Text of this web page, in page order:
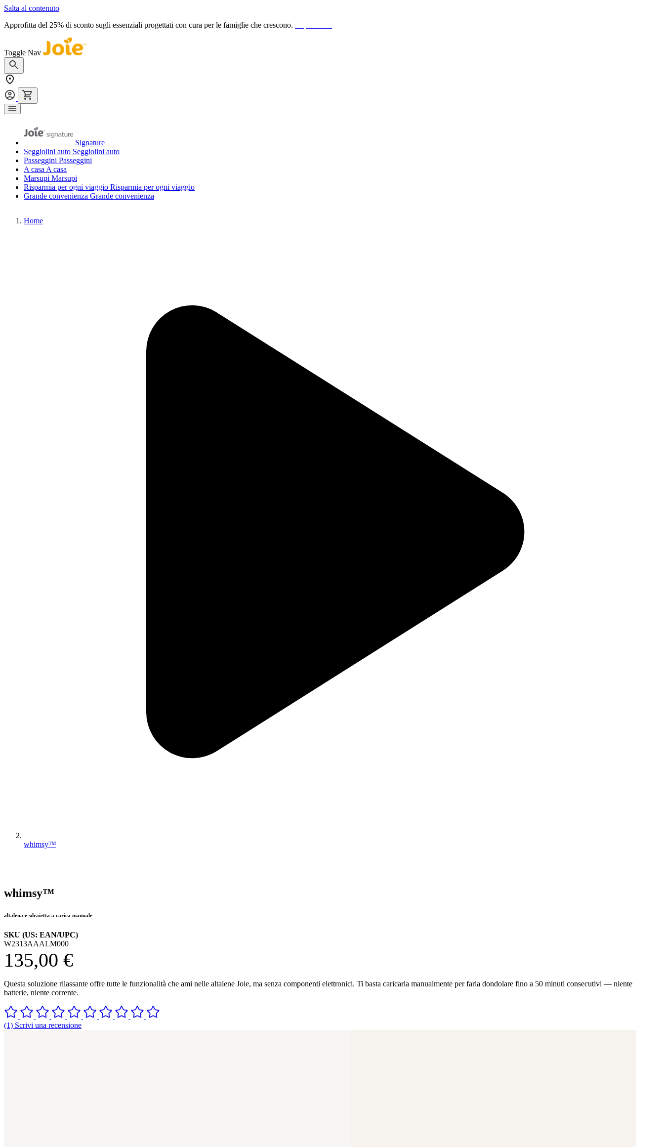
Salta al contenuto
Approfitta del 25% di sconto sugli essenziali progettati con cura per le famiglie che crescono.
Toggle Nav
Signature
Seggiolini auto Seggiolini auto
Passeggini Passeggini
A casaA casa
Marsupi Marsupi
Risparmia per ogni viaggio Risparmia per ogni viaggio
Grande convenienza Grande convenienza
Home
whimsy™
whimsy™
altalena e sdraietta a carica manuale
SKU (US: EAN/UPC)
W2313AAALM000
135,00 €
Questa soluzione rilassante offre tutte le funzionalità che ami nelle altalene Joie, ma senza componenti elettronici. Ti basta caricarla manualmente per farla dondolare fino a 50 minuti consecutivi — niente
batterie, niente corrente.
(1) Scrivi una recensione